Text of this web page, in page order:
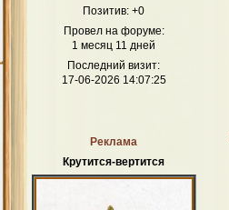
Позитив: +0
Провел на форуме:
1 месяц 11 дней
Последний визит:
17-06-2026 14:07:25
Реклама
Крутится-вертится